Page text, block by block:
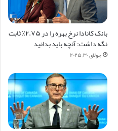
بانک کانادا نرخ بهره را در ۲.۷۵٪ ثابت
نگه داشت: آنچه باید بدانید
جولای ۳۰, ۲۰۲۵